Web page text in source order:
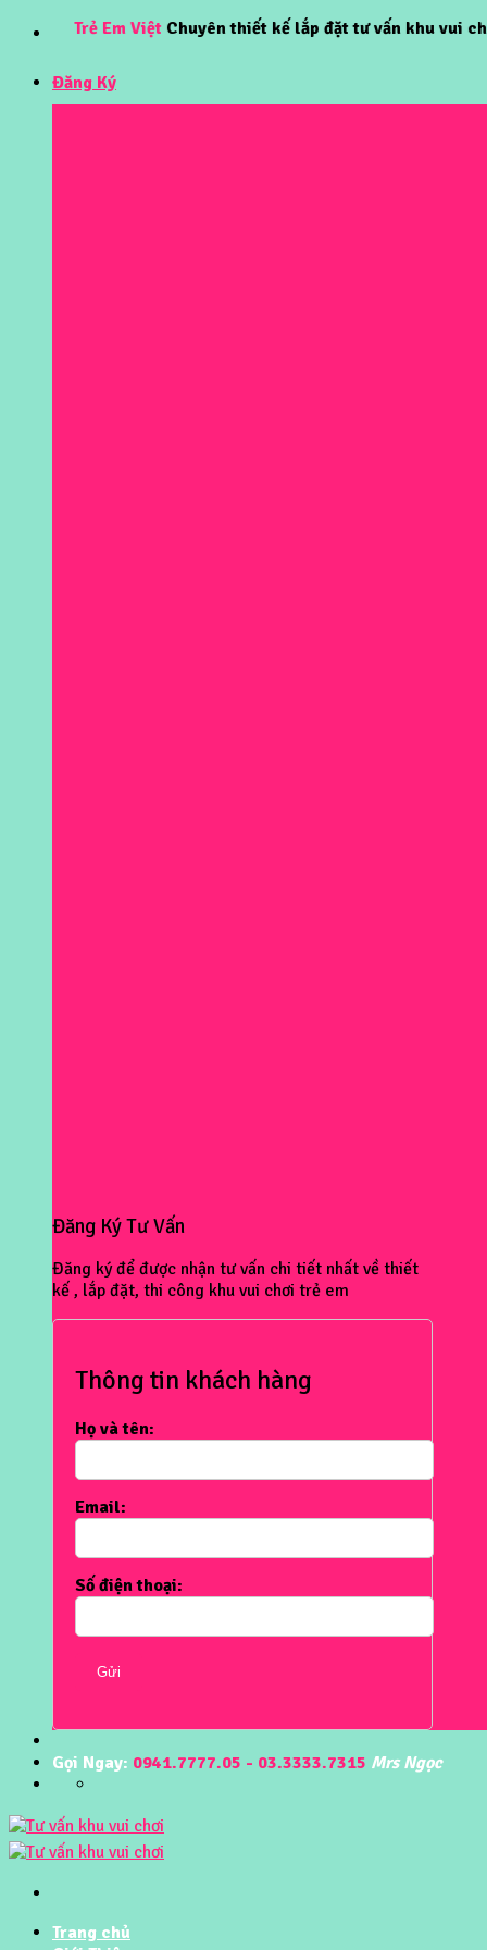
Skip
content
Trẻ Em Việt Chuyên thiết kế lắp đặt tư vấn khu vui chơi trẻ
Đăng Ký
Đăng Ký Tư Vấn
Đăng ký để được nhận tư vấn chi tiết nhất về thiết
kế , lắp đặt, thi công khu vui chơi trẻ em
Thông tin khách hàng
Họ và tên:
Email:
Số điện thoại:
Gửi
Gọi Ngay: 0941.7777.05 - 03.3333.7315 Mrs Ngọc
Trang chủ